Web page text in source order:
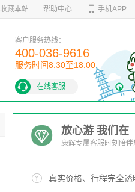
收藏本站 帮助中心 手机APP
客户服务热线：
400-036-9616
服务时间8:30至18:00
在线客服
放心游 我们在
康辉专属客服时刻陪伴
真实价格、行程完全透